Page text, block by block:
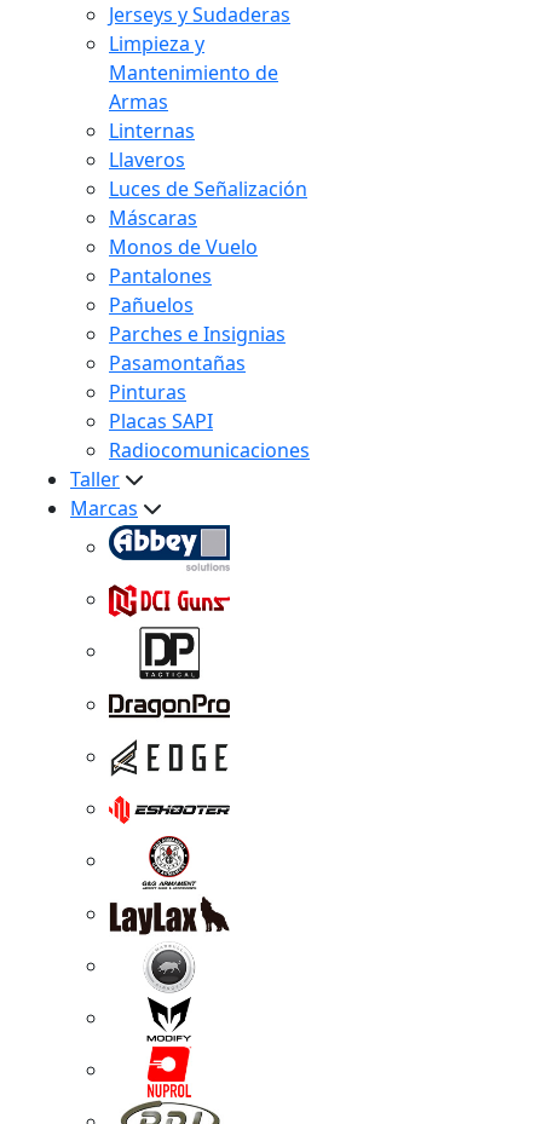
Jerseys y Sudaderas
Limpieza y
Mantenimiento de
Armas
Linternas
Llaveros
Luces de Señalización
Máscaras
Monos de Vuelo
Pantalones
Pañuelos
Parches e Insignias
Pasamontañas
Pinturas
Placas SAPI
Radiocomunicaciones
Taller
Marcas